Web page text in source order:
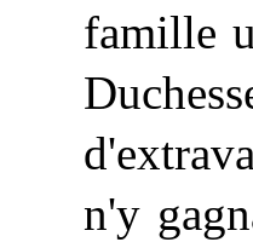
famille
n'y